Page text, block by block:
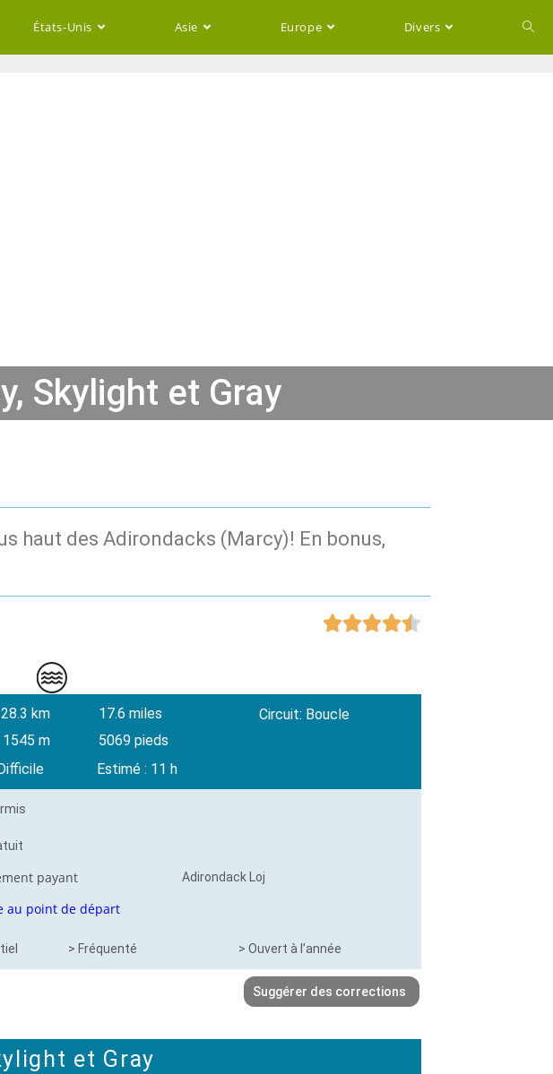
États-Unis Asie Europe Divers
Skylight et Gray
haut des Adirondacks (Marcy)! En bonus,

km 17.6 miles
Circuit: Boucle
1545 m
5069 pieds
Estimé : 11 h
payant Adirondack Loj
au point de départ
> Fréquenté > Ouvert à l’année
Suggérer des corrections
et Gray